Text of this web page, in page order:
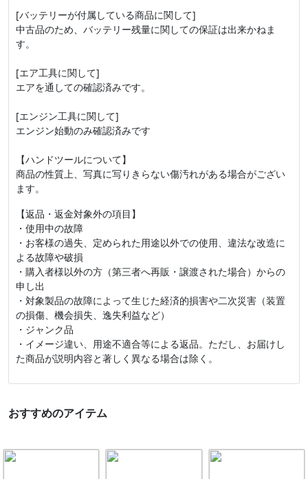
[バッテリーが付属している商品に関して]
中古品のため、バッテリー残量に関しての保証は出来かねま
す。
[エア工具に関して]
エアを通しての確認済みです。
[エンジン工具に関して]
エンジン始動のみ確認済みです
【ハンドツールについて】
商品の性質上、写真に写りきらない傷汚れがある場合がござい
ます。
【返品・返金対象外の項目】
・使用中の故障
・お客様の過失、定められた用途以外での使用、違法な改造に
よる故障や破損
・購入者様以外の方（第三者へ再販・譲渡された場合）からの
申し出
・対象製品の故障によって生じた経済的損害や二次災害（装置
の損傷、機会損失、逸失利益など）
・ジャンク品
・イメージ違い、用途不適合等による返品。ただし、お届けし
た商品が説明内容と著しく異なる場合は除く。
おすすめのアイテム